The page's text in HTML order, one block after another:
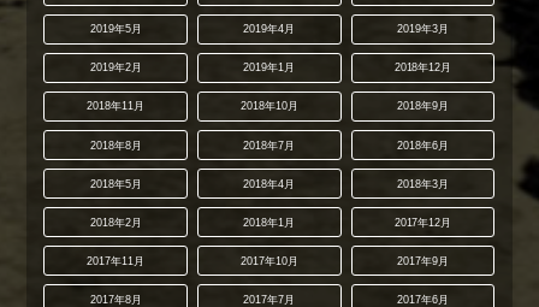
2019年5月 2019年4月 2019年3月
2019年2月 2019年1月 2018年12月
2018年11月 2018年10月 2018年9月
2018年8月 2018年7月 2018年6月
2018年5月 2018年4月 2018年3月
2018年2月 2018年1月 2017年12月
2017年11月 2017年10月 2017年9月
2017年8月 2017年7月 2017年6月